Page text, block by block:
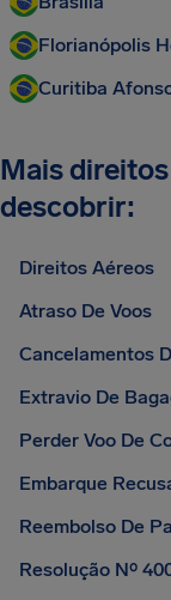
Florianópolis
Curitiba
Mais
descobrir:
Direitos Aéreos
Atraso De Voos
Cancelamentos
Extravio De
Perder Voo De
Embarque
Reembolso De
Resolução Nº